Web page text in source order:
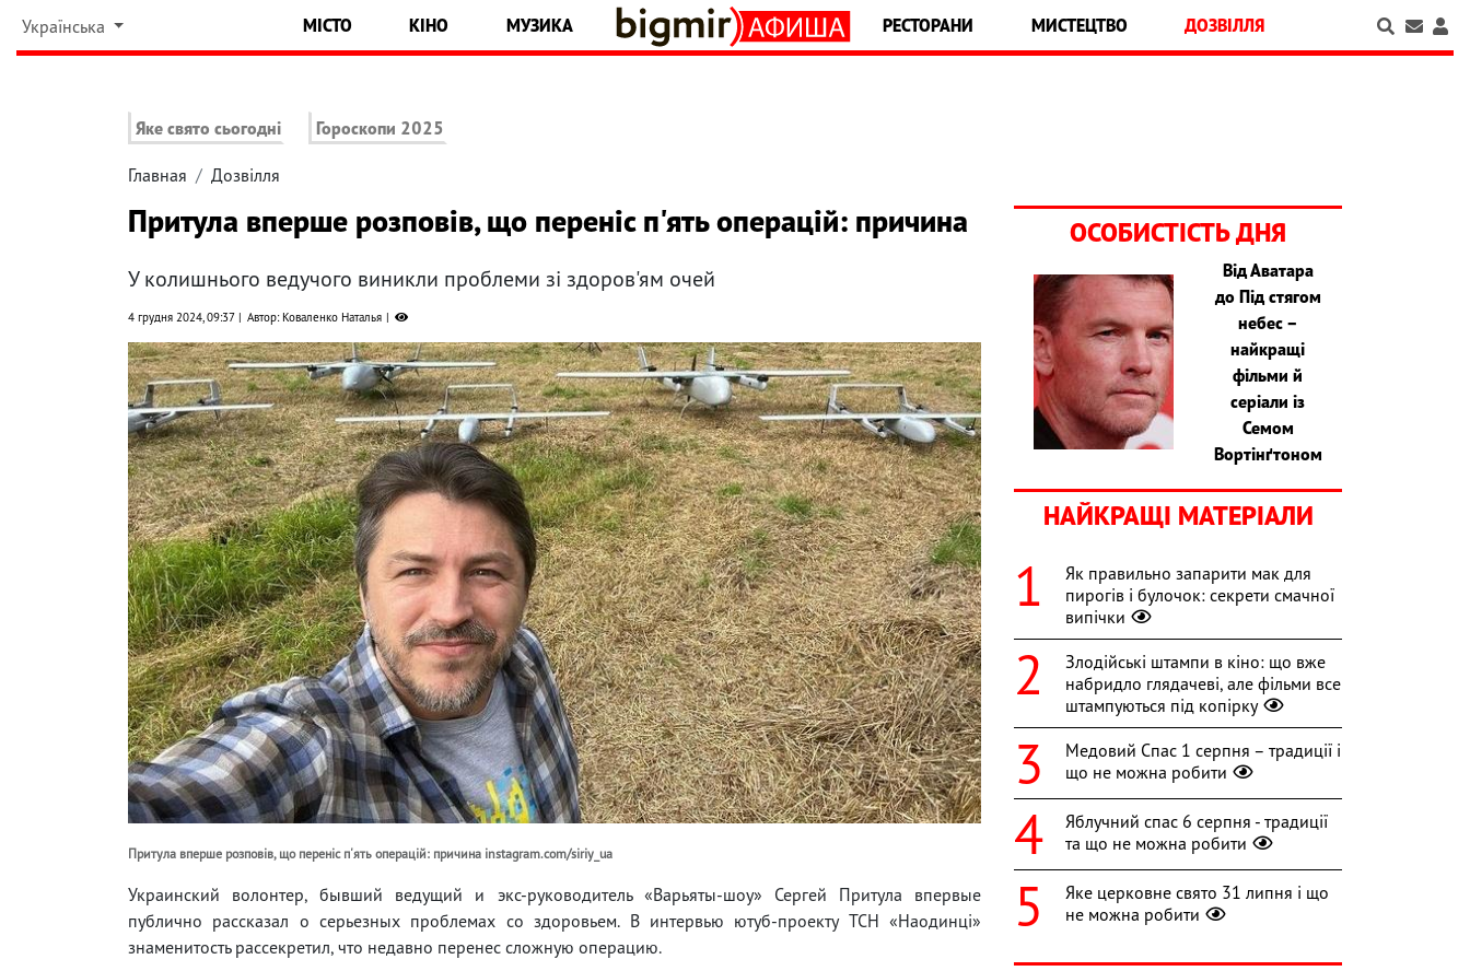
Українська МІСТО КІНО МУЗИКА РЕСТОРАНИ МИСТЕЦТВО ДОЗВІЛЛЯ
Яке свято сьогодні Гороскопи 2025
Главная Дозвілля
Притула вперше розповів, що переніс п'ять операцій: причина
У колишнього ведучого виникли проблеми зі здоров'ям очей
4 грудня 2024, 09:37 Автор: Коваленко Наталья
Притула вперше розповів, що переніс п'ять операцій: причина instagram.com/siriy_ua
Украинский волонтер, бывший ведущий и экс-руководитель «Варьяты-шоу» Сергей Притула впервые
публично рассказал о серьезных проблемах со здоровьем. В интервью ютуб-проекту ТСН «Наодинці»
знаменитость рассекретил, что недавно перенес сложную операцию.
ОСОБИСТІСТЬ ДНЯ
Від Аватара
до Під стягом
небес –
найкращі
фільми й
серіали із
Семом
Вортінґтоном
НАЙКРАЩІ МАТЕРІАЛИ
Як правильно запарити мак для
пирогів і булочок: секрети смачної
випічки
Злодійські штампи в кіно: що вже
набридло глядачеві, але фільми все
штампуються під копірку
Медовий Спас 1 серпня – традиції і
що не можна робити
Яблучний спас 6 серпня - традиції
та що не можна робити
Яке церковне свято 31 липня і що
не можна робити